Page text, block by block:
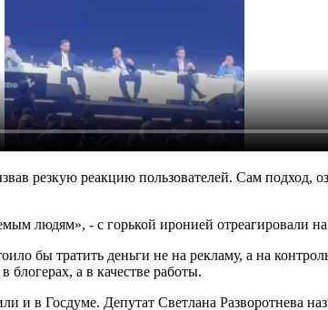
резкую реакцию пользователей. Сам подход,
людям», - с горькой иронией отреагировали
бы тратить деньги не на рекламу, а на
а в качестве работы.
и в Госдуме. Депутат Светлана Разворотнева